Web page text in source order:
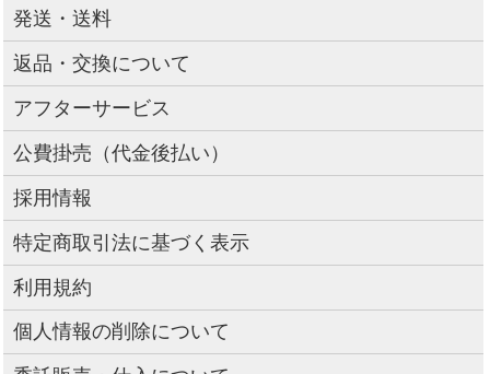
発送・送料
返品・交換について
アフターサービス
公費掛売（代金後払い）
採用情報
特定商取引法に基づく表示
利用規約
個人情報の削除について